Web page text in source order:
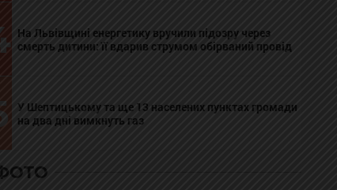
На Львівщині енергетику вручили підозру через
смерть дитини: її вдарив струмом обірваний провід
У Шептицькому та ще 13 населених пунктах громади
на два дні вимкнуть газ